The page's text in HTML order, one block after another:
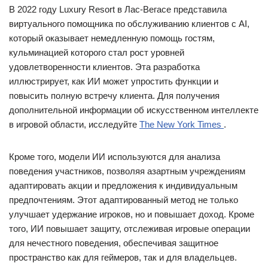
В 2022 году Luxury Resort в Лас-Вегасе представила
виртуального помощника по обслуживанию клиентов с AI,
который оказывает немедленную помощь гостям,
кульминацией которого стал рост уровней
удовлетворенности клиентов. Эта разработка
иллюстрирует, как ИИ может упростить функции и
повысить полную встречу клиента. Для получения
дополнительной информации об искусственном интеллекте
в игровой области, исследуйте The New York Times .
Кроме того, модели ИИ используются для анализа
поведения участников, позволяя азартным учреждениям
адаптировать акции и предложения к индивидуальным
предпочтениям. Этот адаптированный метод не только
улучшает удержание игроков, но и повышает доход. Кроме
того, ИИ повышает защиту, отслеживая игровые операции
для нечестного поведения, обеспечивая защитное
пространство как для геймеров, так и для владельцев.